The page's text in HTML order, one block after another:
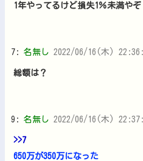
1年やってるけど損失1％未満やぞ
7: 名無し 2022/06/16(木)
総額は？
9: 名無し 2022/06/16(木)
>>7
650万が350万になった